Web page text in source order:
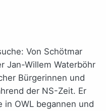
Von Schötmar
Jan-Willem Waterböhr
Bürgerinnen und
der NS-Zeit. Er
in OWL begannen und